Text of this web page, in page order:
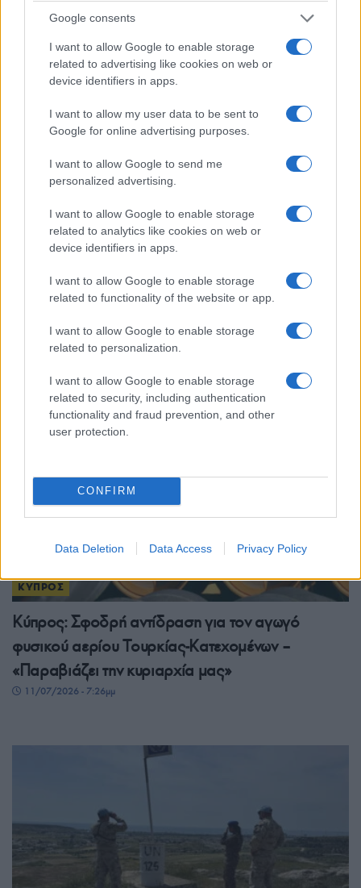
Google consents
I want to allow Google to enable storage
related to advertising like cookies on web or
device identifiers in apps.
I want to allow my user data to be sent to
Google for online advertising purposes.
I want to allow Google to send me
personalized advertising.
I want to allow Google to enable storage
related to analytics like cookies on web or
device identifiers in apps.
I want to allow Google to enable storage
related to functionality of the website or app.
I want to allow Google to enable storage
related to personalization.
I want to allow Google to enable storage
related to security, including authentication
functionality and fraud prevention, and other
user protection.
CONFIRM
Data Deletion Data Access Privacy Policy
Πρόκληση από το ψευδοκράτος: «Δεν
εγκαταλείπουμε το δικαίωμα επέμβασης της
Τουρκίας»
ΚΥΠΡΟΣ
Βρετανία: Διακομματική στήριξη του βρετανικού
πολιτικού κόσμου για λύση του Κυπριακού
17/07/2026 - 10:59πμ
ΚΥΠΡΟΣ
Κύπρος: Σφοδρή αντίδραση για τον αγωγό
φυσικού αερίου Τουρκίας-Κατεχομένων –
«Παραβιάζει την κυριαρχία μας»
11/07/2026 - 7:26μμ